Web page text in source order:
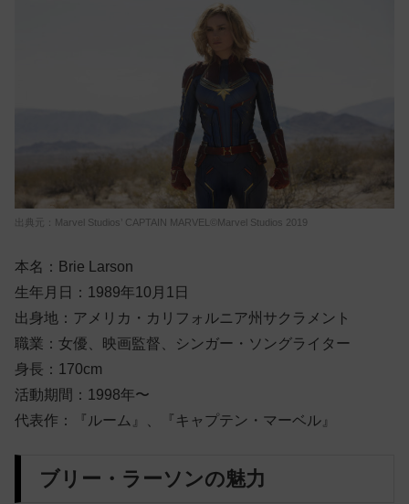
出典元：Marvel Studios’ CAPTAIN MARVEL©Marvel Studios 2019
本名：Brie Larson
生年月日：1989年10月1日
出身地：アメリカ・カリフォルニア州サクラメント
職業：女優、映画監督、シンガー・ソングライター
身長：170cm
活動期間：1998年〜
代表作：『ルーム』、『キャプテン・マーベル』
ブリー・ラーソンの魅力